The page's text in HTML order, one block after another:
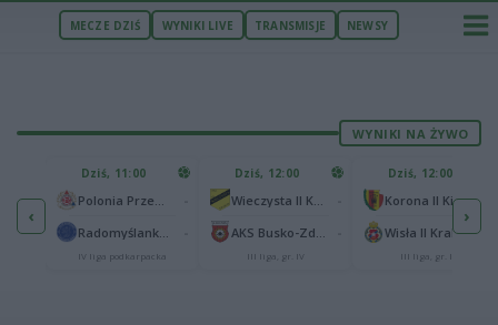
MECZE DZIŚ WYNIKI LIVE TRANSMISJE NEWSY
WYNIKI NA ŻYWO
‹
1
1
Dziś, 11:00
IV liga podkarpacka
Dziś, 12:00
III liga, gr. IV
Dziś, 12:00
Korona II Kielce
Wisła II Kraków
III liga, gr. IV
›